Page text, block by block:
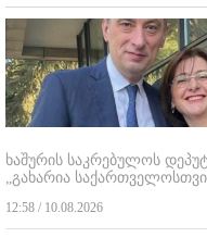
ხაშურის საკრებულოს
„გახარია
12:58 / 10.08.2026